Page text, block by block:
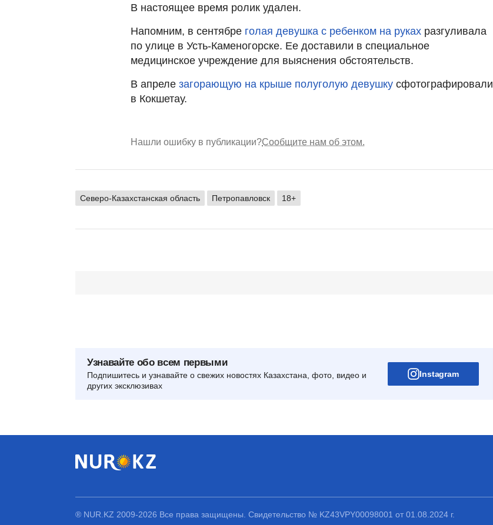
В настоящее время ролик удален.
Напомним, в сентябре голая девушка с ребенком на руках разгуливала
по улице в Усть-Каменогорске. Ее доставили в специальное
медицинское учреждение для выяснения обстоятельств.
В апреле загорающую на крыше полуголую девушку сфотографировали
в Кокшетау.
Нашли ошибку в публикации?Сообщите нам об этом.
Северо-Казахстанская область Петропавловск 18+
Узнавайте обо всем первыми
Подпишитесь и узнавайте о свежих новостях Казахстана, фото, видео и
других эксклюзивах
Instagram
® NUR.KZ 2009-2026 Все права защищены. Свидетельство № KZ43VPY00098001 от 01.08.2024 г.